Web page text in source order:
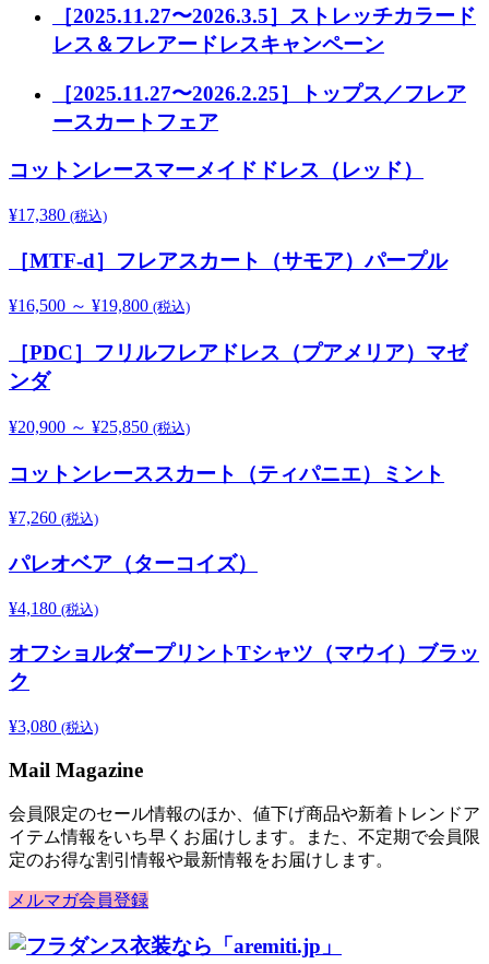
［2025.11.27〜2026.3.5］ストレッチカラード
レス＆フレアードレスキャンペーン
［2025.11.27〜2026.2.25］トップス／フレア
ースカートフェア
コットンレースマーメイドドレス（レッド）
¥17,380 (税込)
［MTF-d］フレアスカート（サモア）パープル
¥16,500 ～ ¥19,800 (税込)
［PDC］フリルフレアドレス（プアメリア）マゼ
ンダ
¥20,900 ～ ¥25,850 (税込)
コットンレーススカート（ティパニエ）ミント
¥7,260 (税込)
パレオベア（ターコイズ）
¥4,180 (税込)
オフショルダープリントTシャツ（マウイ）ブラッ
ク
¥3,080 (税込)
Mail Magazine
会員限定のセール情報のほか、値下げ商品や新着トレンドア
イテム情報をいち早くお届けします。また、不定期で会員限
定のお得な割引情報や最新情報をお届けします。
メルマガ会員登録